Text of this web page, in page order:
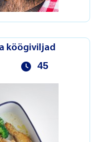
köögiviljad
45